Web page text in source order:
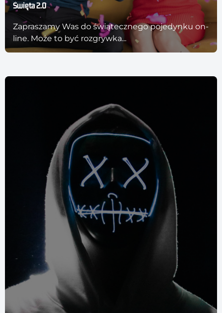
Święta 2.0
Zapraszamy Was do świątecznego pojedynku on-
line. Może to być rozgrywka...